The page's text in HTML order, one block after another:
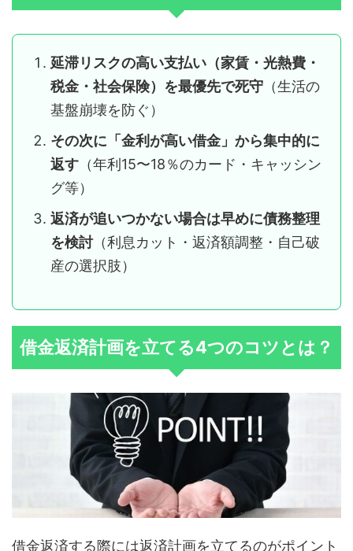
延滞リスクの高い支払い（家賃・光熱費・
税金・社会保険）を最優先で死守 （生活の
基盤崩壊を防ぐ）
その次に「金利が高い借金」から集中的に
返す （年利15〜18％のカード・キャッシン
グ等）
返済が追いつかない場合は早めに債務整理
を検討（利息カット・返済額調整・自己破
産の選択肢）
借金返済計画を立てる4つのコツとは？
借金返済する際には返済計画を立てるのがポイント